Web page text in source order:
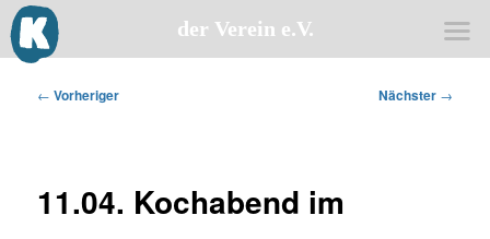
Zum
primärenBeitragsnavigation
← Vorheriger Nächster →
11.04. Kochabend im
der Verein e.V.